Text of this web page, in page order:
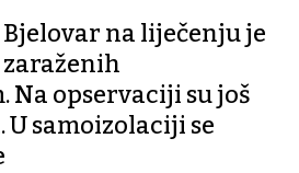
na liječenju je
Na opservaciji su još
samoizolaciji se